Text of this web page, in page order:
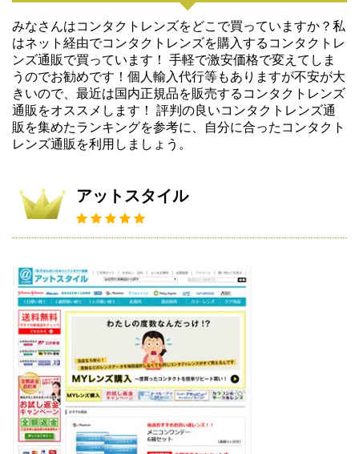
みなさんはコンタクトレンズをどこで買っていますか？私
はネット経由でコンタクトレンズを購入するコンタクトレ
ンズ通販で買っています！ 手軽で激安価格で変えてしま
うのでお勧めです！個人輸入代行等もありますが不安が大
きいので、最近は国内正規品を販売するコンタクトレンズ
通販をオススメします！ 評判の良いコンタクトレンズ通
販を集めたランキングを参考に、自分に合ったコンタクト
レンズ通販を利用しましょう。
アットスタイル